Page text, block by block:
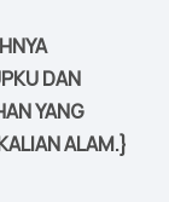
DAN
YANG
ALAM.}